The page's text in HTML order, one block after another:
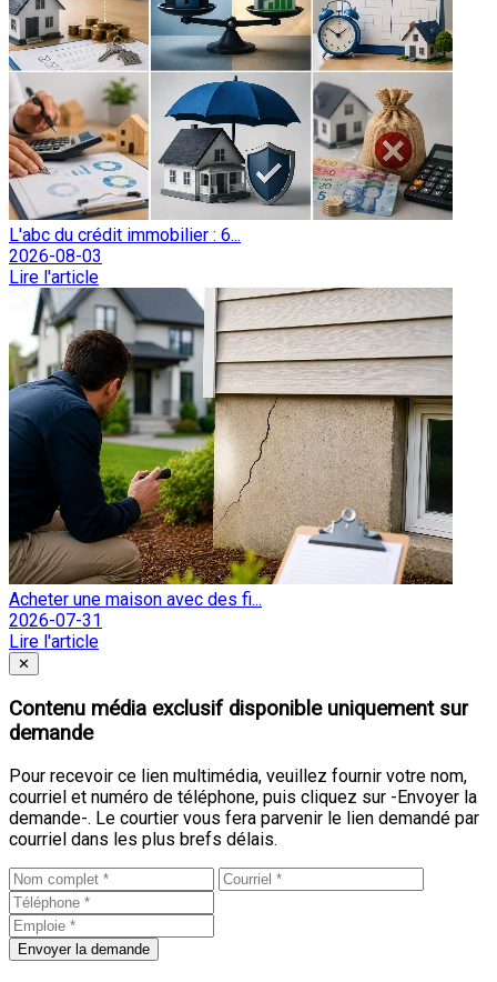
L'abc du crédit immobilier : 6...
2026-08-03
Lire l'article
Acheter une maison avec des fi...
2026-07-31
Lire l'article
Fermer
✕
Contenu média exclusif disponible uniquement sur
demande
Pour recevoir ce lien multimédia, veuillez fournir votre nom,
courriel et numéro de téléphone, puis cliquez sur -Envoyer la
demande-. Le courtier vous fera parvenir le lien demandé par
courriel dans les plus brefs délais.
Envoyer la demande